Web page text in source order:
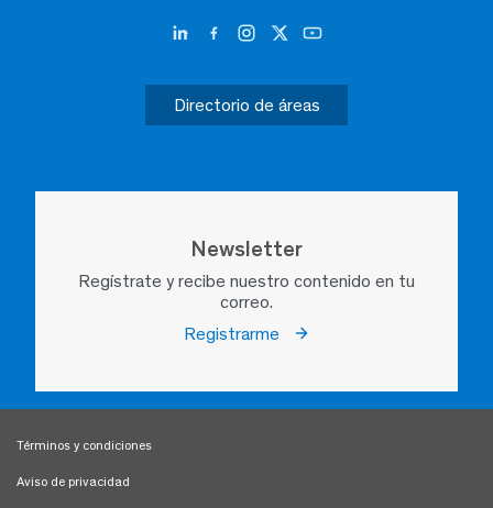
Directorio de áreas
Newsletter
Regístrate y recibe nuestro contenido en tu
correo.
Registrarme
Términos y condiciones
Aviso de privacidad